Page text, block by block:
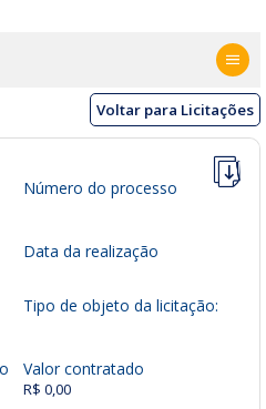
Voltar para Licitações
Número do processo
Data da realização
Tipo de objeto da licitação:
Valor contratado
R$ 0,00